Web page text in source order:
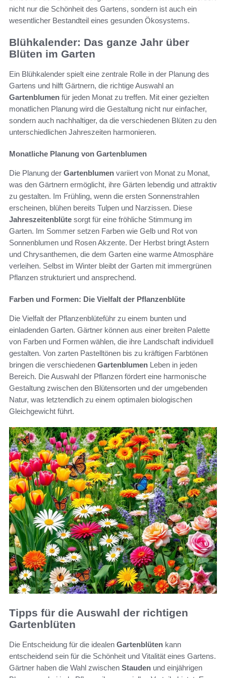
nicht nur die Schönheit des Gartens, sondern ist auch ein
wesentlicher Bestandteil eines gesunden Ökosystems.
Blühkalender: Das ganze Jahr über
Blüten im Garten
Ein Blühkalender spielt eine zentrale Rolle in der Planung des
Gartens und hilft Gärtnern, die richtige Auswahl an
Gartenblumen für jeden Monat zu treffen. Mit einer gezielten
monatlichen Planung wird die Gestaltung nicht nur einfacher,
sondern auch nachhaltiger, da die verschiedenen Blüten zu den
unterschiedlichen Jahreszeiten harmonieren.
Monatliche Planung von Gartenblumen
Die Planung der Gartenblumen variiert von Monat zu Monat,
was den Gärtnern ermöglicht, ihre Gärten lebendig und attraktiv
zu gestalten. Im Frühling, wenn die ersten Sonnenstrahlen
erscheinen, blühen bereits Tulpen und Narzissen. Diese
Jahreszeitenblüte sorgt für eine fröhliche Stimmung im
Garten. Im Sommer setzen Farben wie Gelb und Rot von
Sonnenblumen und Rosen Akzente. Der Herbst bringt Astern
und Chrysanthemen, die dem Garten eine warme Atmosphäre
verleihen. Selbst im Winter bleibt der Garten mit immergrünen
Pflanzen strukturiert und ansprechend.
Farben und Formen: Die Vielfalt der Pflanzenblüte
Die Vielfalt der Pflanzenblüteführ zu einem bunten und
einladenden Garten. Gärtner können aus einer breiten Palette
von Farben und Formen wählen, die ihre Landschaft individuell
gestalten. Von zarten Pastelltönen bis zu kräftigen Farbtönen
bringen die verschiedenen Gartenblumen Leben in jeden
Bereich. Die Auswahl der Pflanzen fördert eine harmonische
Gestaltung zwischen den Blütensorten und der umgebenden
Natur, was letztendlich zu einem optimalen biologischen
Gleichgewicht führt.
Tipps für die Auswahl der richtigen
Gartenblüten
Die Entscheidung für die idealen Gartenblüten kann
entscheidend sein für die Schönheit und Vitalität eines Gartens.
Gärtner haben die Wahl zwischen Stauden und einjährigen